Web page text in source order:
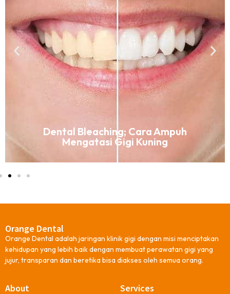
Dental Bleaching; Cara Ampuh
Mengatasi Gigi Kuning
Orange Dental
Orange Dental adalah jaringan klinik gigi dengan misi menciptakan
kehidupan yang lebih baik dengan membuat perawatan gigi yang
jujur, transparan dan beretika bisa diakses oleh semua orang.
About Services